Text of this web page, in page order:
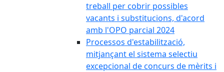
treball per cobrir possibles
vacants i substitucions, d'acord
amb l'OPO parcial 2024
Processos d'estabilització,
mitjançant el sistema selectiu
excepcional de concurs de mèrits i